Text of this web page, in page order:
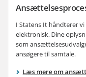
I Statens It håndterer
elektronisk. Dine
som
ansøgere til samtale.
Læs mere om